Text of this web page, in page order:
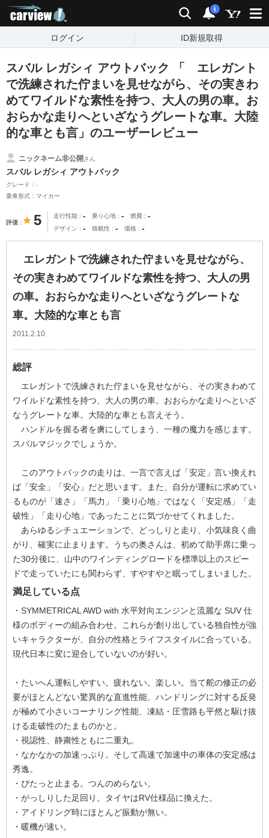
検索 通知
i
ログイン ID新規取得
スバル レガシィ アウトバック 「 エレガント
で洗練された佇まいを見せながら、その実きわ
めてワイルドな素性を持つ、大人の男の車。お
おらかな走りへといざなうグレートな車。大陸
的な車とも言」のユーザーレビュー
ニックネーム非公開さん
スバル レガシィ アウトバック
グレード：-
乗車形式：マイカー
評価 5 走行性能 - 乗り心地 - 燃費 -
デザイン - 積載性 - 価格 -
エレガントで洗練された佇まいを見せながら、
その実きわめてワイルドな素性を持つ、大人の男
の車。おおらかな走りへといざなうグレートな
車。大陸的な車とも言
2011.2.10
総評
エレガントで洗練された佇まいを見せながら、その実きわめて
ワイルドな素性を持つ、大人の男の車。おおらかな走りへといざ
なうグレートな車。大陸的な車とも言えそう。
ハンドルを握る者を虜にしてしまう、一種の魔力を感じます。
スバルマジックでしょうか。
このアウトバックの走りは、一言で言えば「安定」言い換えれ
ば「安全」「安心」だと思います。また、自分が運転に求めてい
るものが「速さ」「馬力」「乗り心地」ではなく「安定感」「走
破性」「走り心地」であったことに気づかせてくれました。
あらゆるシチュエーションで、どっしりと走り、小気味良く曲
がり、確実に止まります。うちの奥さんは、初めて助手席に乗っ
た30分後に、山中のワインディングロードを標準以上のスピー
ドで走っていたにも関わらず、すやすやと眠ってしまいました。
満足している点
・SYMMETRICAL AWD with 水平対向エンジンと流麗な SUV 仕
様のボディーの組み合わせ。これらが創り出している独自性が強
いキャラクターが、自分の性格とライフスタイルに合っている。
現代日本に変に迎合していないのが好い。
・たいへん運転しやすい。疲れない。楽しい。当て舵の修正の必
要がほとんどない驚異的な直進性能、ハンドリングに対する反発
が極めて小さいコーナリング性能、凍結・圧雪路も平然と駆け抜
ける走破性のたまものかと。
・視認性、静粛性ともに二重丸。
・なかなかの加速っぷり。そして高速で加速中の車体の安定感は
秀逸。
・ぴたっと止まる。つんのめらない。
・がっしりした足回り。タイヤはRV仕様品に換えた。
・アイドリング時にほとんど振動が無い。
・暖機が速い。